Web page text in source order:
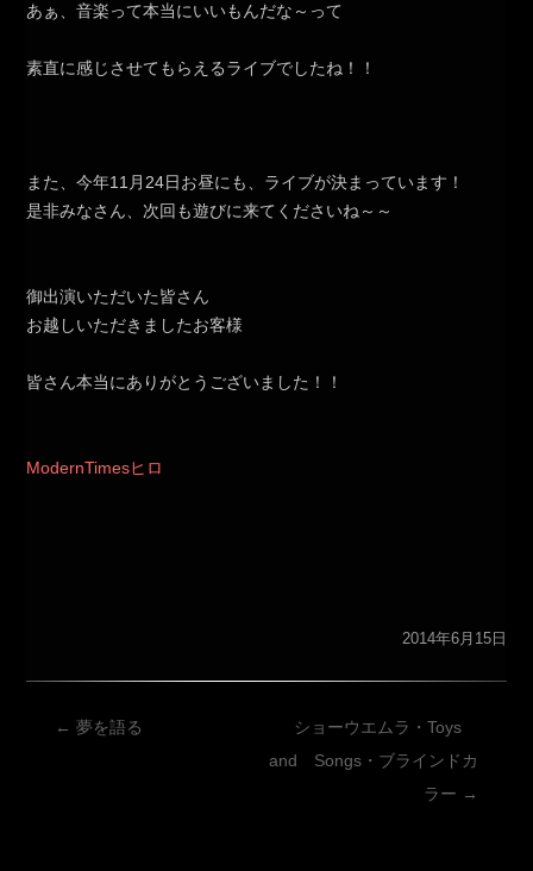
あぁ、音楽って本当にいいもんだな～って
素直に感じさせてもらえるライブでしたね！！
また、今年11月24日お昼にも、ライブが決まっています！
是非みなさん、次回も遊びに来てくださいね～～
御出演いただいた皆さん
お越しいただきましたお客様
皆さん本当にありがとうございました！！
ModernTimesヒロ
2014年6月15日
投
← 夢を語る
ショーウエムラ・Toys
and Songs・ブラインドカ
ラー →